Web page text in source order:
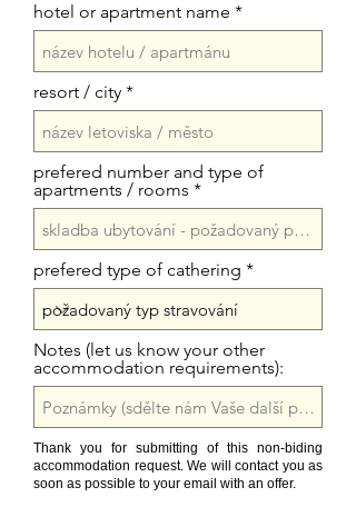
hotel or apartment name
resort / city
prefered number and type of
apartments / rooms
prefered type of cathering
Notes (let us know your other
accommodation requirements):
Thank you for submitting of this non-biding
accommodation request. We will contact you as
soon as possible to your email with an offer.